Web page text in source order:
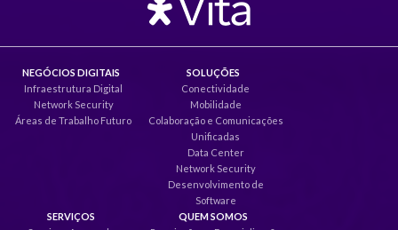
NEGÓCIOS DIGITAIS
Infraestrutura Digital
Network Security
Áreas de Trabalho Futuro
SOLUÇÕES
Conectividade
Mobilidade
Colaboração e Comunicações
Unificadas
Data Center
Network Security
Desenvolvimento de
Software
SERVIÇOS
QUEM SOMOS